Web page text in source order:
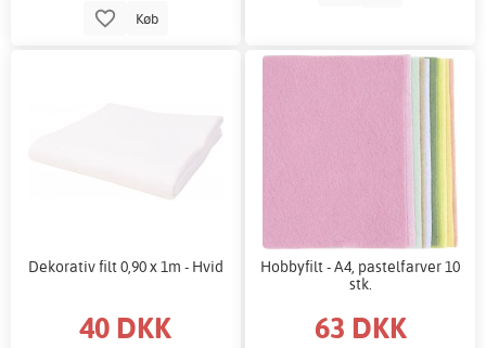
Køb
Dekorativ filt 0,90 x 1m - Hvid
40 DKK
Hobbyfilt - A4, pastelfarver 10
stk.
63 DKK